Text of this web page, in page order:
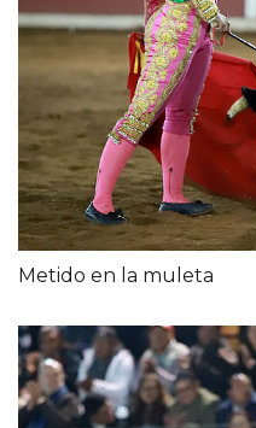
Metido en la muleta